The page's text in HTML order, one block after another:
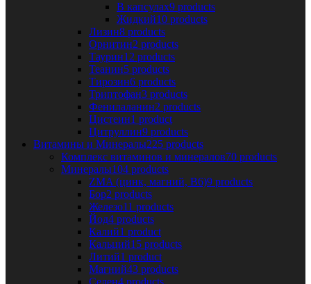
В капсулах9 products
Жидкий10 products
Лизин8 products
Орнитин2 products
Таурин12 products
Теанин5 products
Тирозин6 products
Триптофан3 products
Фенилаланин2 products
Цистеин1 product
Цитруллин9 products
Витамины и Минералы225 products
Комплекс витаминов и минералов70 products
Минералы104 products
ZMA (цинк, магний, В6)9 products
Бор2 products
Железо11 products
Йод4 products
Калий1 product
Кальций15 products
Литий1 product
Магний43 products
Селен4 products